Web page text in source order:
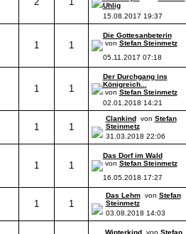
Uhlig
15.08.2017 19:37
1 1
Die Gottesanbeterin
von Stefan Steinmetz
05.11.2017 07:18
1 1
Der Durchgang ins
Königreich...
von Stefan Steinmetz
02.01.2018 14:21
1 1
Clankindvon Stefan
Steinmetz
31.03.2018 22:06
1 1
Das Dorf im Wald
von Stefan Steinmetz
16.05.2018 17:27
1 1
Das Lehmvon Stefan
Steinmetz
03.08.2018 14:03
Winterkindvon Stefan